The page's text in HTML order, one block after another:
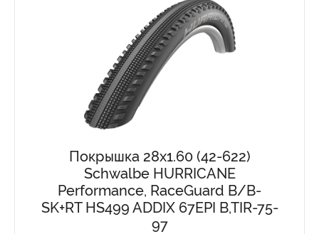
Покрышка 28x1.60 (42-622)
Schwalbe HURRICANE
Performance, RaceGuard B/B-
SK+RT HS499 ADDIX 67EPI B,TIR-75-
97